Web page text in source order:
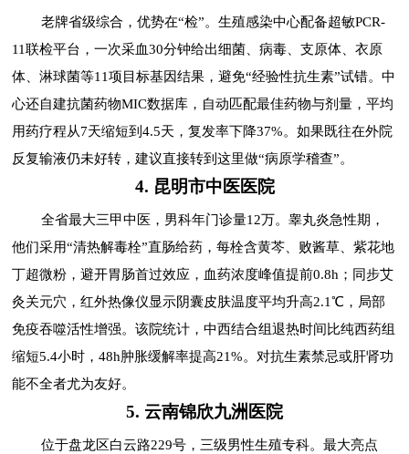
老牌省级综合，优势在“检”。生殖感染中心配备超敏PCR-
11联检平台，一次采血30分钟给出细菌、病毒、支原体、衣原
体、淋球菌等11项目标基因结果，避免“经验性抗生素”试错。中
心还自建抗菌药物MIC数据库，自动匹配最佳药物与剂量，平均
用药疗程从7天缩短到4.5天，复发率下降37%。如果既往在外院
反复输液仍未好转，建议直接转到这里做“病原学稽查”。
4. 昆明市中医医院
全省最大三甲中医，男科年门诊量12万。睾丸炎急性期，
他们采用“清热解毒栓”直肠给药，每栓含黄芩、败酱草、紫花地
丁超微粉，避开胃肠首过效应，血药浓度峰值提前0.8h；同步艾
灸关元穴，红外热像仪显示阴囊皮肤温度平均升高2.1℃，局部
免疫吞噬活性增强。该院统计，中西结合组退热时间比纯西药组
缩短5.4小时，48h肿胀缓解率提高21%。对抗生素禁忌或肝肾功
能不全者尤为友好。
5. 云南锦欣九洲医院
位于盘龙区白云路229号，三级男性生殖专科。最大亮点